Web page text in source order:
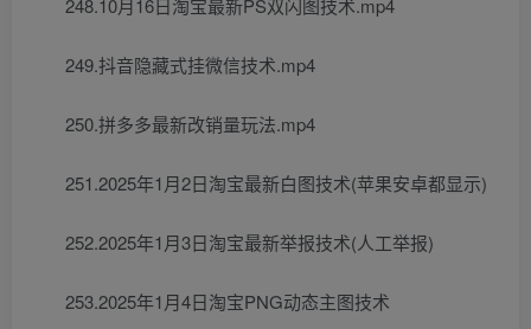
248.10月16日淘宝最新PS双闪图技术.mp4
249.抖音隐藏式挂微信技术.mp4
250.拼多多最新改销量玩法.mp4
251.2025年1月2日淘宝最新白图技术(苹果安卓都显示)
252.2025年1月3日淘宝最新举报技术(人工举报)
253.2025年1月4日淘宝PNG动态主图技术